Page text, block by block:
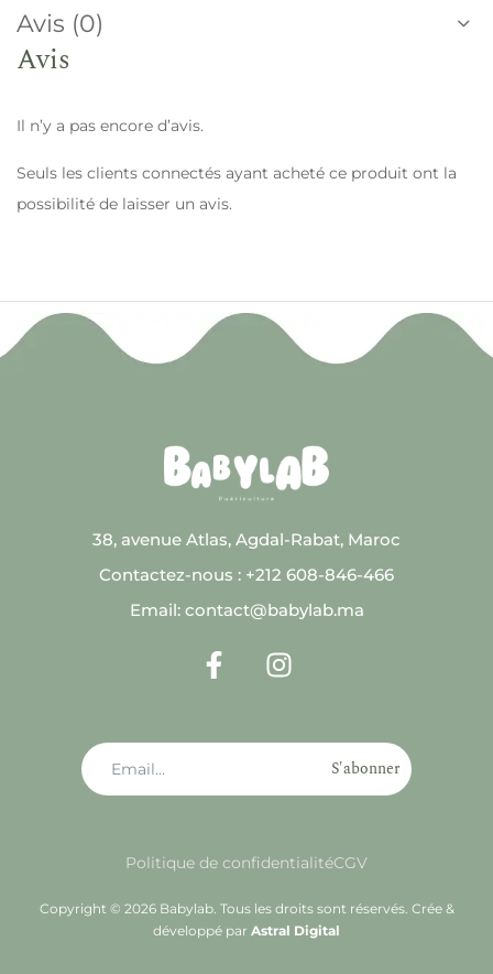
Avis (0)
Avis
Il n’y a pas encore d’avis.
Seuls les clients connectés ayant acheté ce produit ont la
possibilité de laisser un avis.
38, avenue Atlas, Agdal-Rabat, Maroc
Contactez-nous : +212 608-846-466
Email: contact@babylab.ma
S'abonner
Politique de confidentialitéCGV
Copyright © 2026 Babylab. Tous les droits sont réservés. Crée &
développé par Astral Digital